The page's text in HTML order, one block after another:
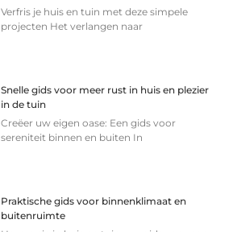
Verfris je huis en tuin met deze simpele
projecten Het verlangen naar
Snelle gids voor meer rust in huis en plezier
in de tuin
Creëer uw eigen oase: Een gids voor
sereniteit binnen en buiten In
Praktische gids voor binnenklimaat en
buitenruimte